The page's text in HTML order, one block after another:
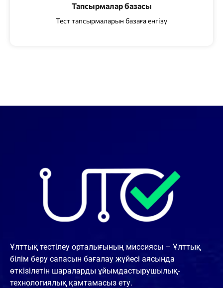
Тапсырмалар базасы
Тест тапсырмаларын базаға енгізу
Ұлттық тестілеу орталығының миссиясы – Ұлттық
білім беру сапасын бағалау жүйесі аясында
өткізілетін шараларды ұйымдастырушылық-
технологиялық қамтамасыз ету.